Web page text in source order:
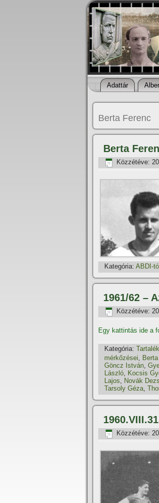
Adattár
Berta Ferenc
Berta
Közzétéve:
Kategória: ABDI-
1961/62 –
Közzétéve:
Egy kattintás ide a
Kategória: Tartalék
mérkőzései,
Göncz István,
László, Kocsis
Lajos, Novák
Tarsoly Géza,
Közzétéve: